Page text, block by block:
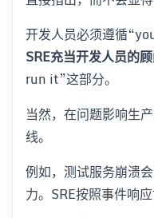
开发人员必须遵循
SRE充当开发人员的
run it”这部分。
当然，在问题影响生
线。
例如，测试服务崩溃
力。SRE按照事件响